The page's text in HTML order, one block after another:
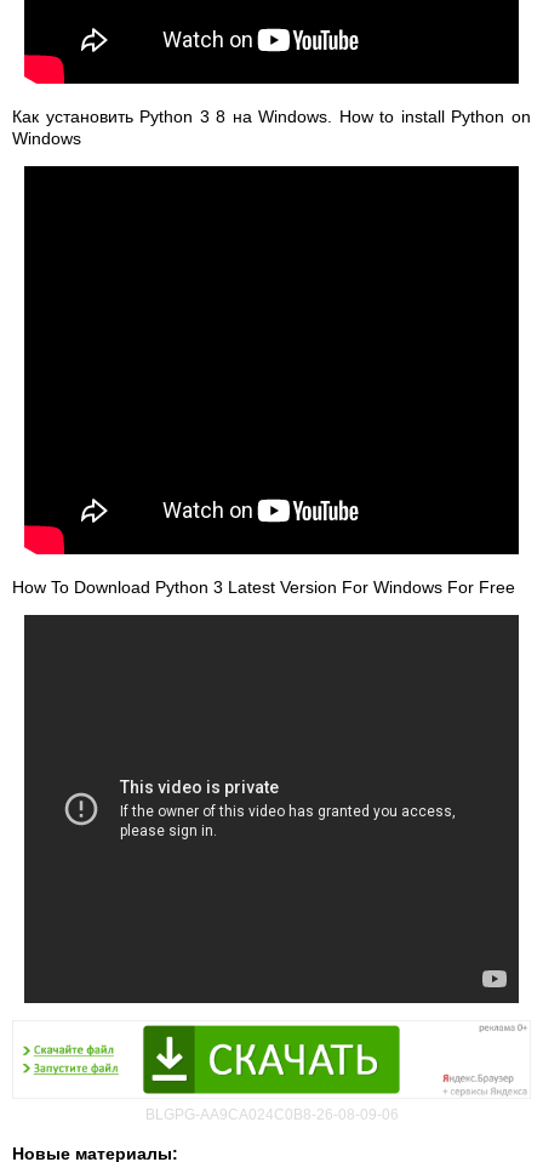
Как установить Python 3 8 на Windows. How to install Python on
Windows
How To Download Python 3 Latest Version For Windows For Free
BLGPG-AA9CA024C0B8-26-08-09-06
Новые материалы: